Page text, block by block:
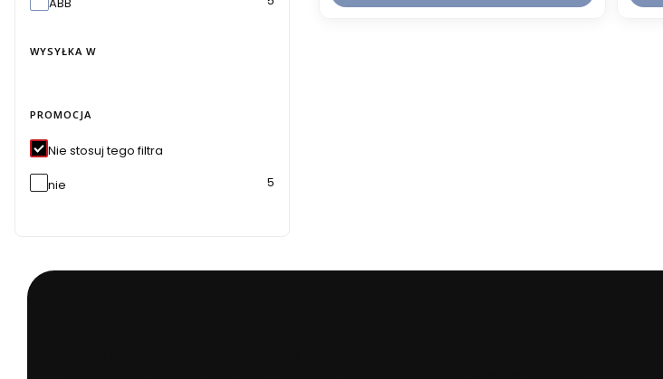
WYSYŁKA W
PROMOCJA
Nie stosuj tego filtra
nie
5